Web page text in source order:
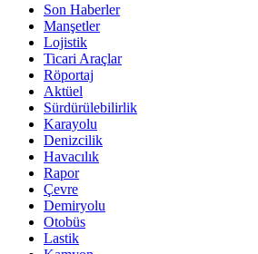
Son Haberler
Manşetler
Lojistik
Ticari Araçlar
Röportaj
Aktüel
Sürdürülebilirlik
Karayolu
Denizcilik
Havacılık
Rapor
Çevre
Demiryolu
Otobüs
Lastik